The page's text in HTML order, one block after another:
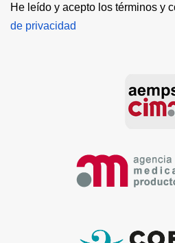
He leído y acepto los términos y
de privacidad